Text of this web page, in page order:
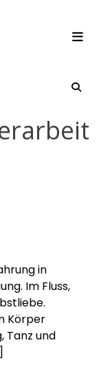
in
Im Fluss,
Körper
Tanz und